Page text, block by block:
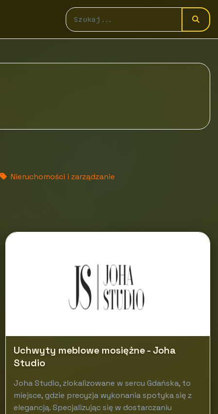
Nieruchomości i zarządzanie
Uchwyty meblowe mosiężne - Joha
Studio
Joha Studio, zlokalizowane w sercu Gdańska, to
miejsce, gdzie precyzja wykonania spotyka się z
elegancją. Specjalizując się w dostarczaniu